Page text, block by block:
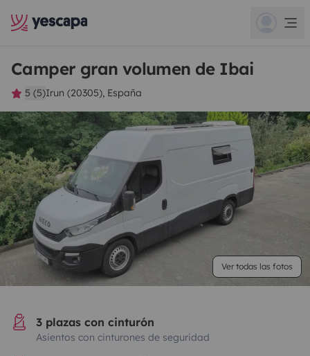
Camper gran volumen de Ibai
5 (5)Irun (20305), España
Ver todas las fotos
3 plazas con cinturón
Asientos con cinturones de seguridad